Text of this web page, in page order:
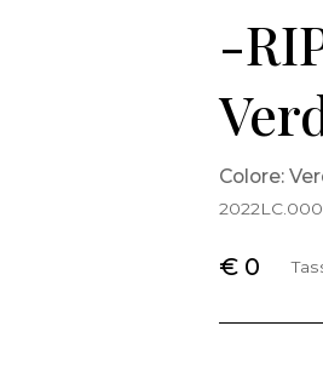
-
Colore:
€ 0